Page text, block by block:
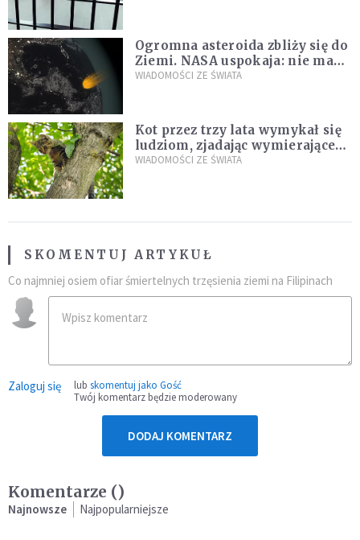
Ogromna asteroida zbliży się do
Ziemi. NASA uspokaja: nie ma
zagrożenia
WIADOMOŚCI ZE ŚWIATA
Kot przez trzy lata wymykał się
ludziom, zjadając wymierające
kaczki. W końcu popełnił
WIADOMOŚCI ZE ŚWIATA
SKOMENTUJ ARTYKUŁ
Co najmniej osiem ofiar śmiertelnych trzęsienia ziemi na Filipinach
Zaloguj się lub skomentuj jako Gość
Twój komentarz będzie moderowany
DODAJ KOMENTARZ
Komentarze ()
Najnowsze Najpopularniejsze